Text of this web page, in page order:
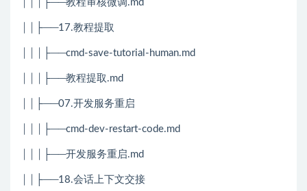
│││├──教程审核微调.md
││├──17.教程提取
│││├──cmd-save-tutorial-human.md
│││├──教程提取.md
││├──07.开发服务重启
│││├──cmd-dev-restart-code.md
│││├──开发服务重启.md
││├──18.会话上下文交接